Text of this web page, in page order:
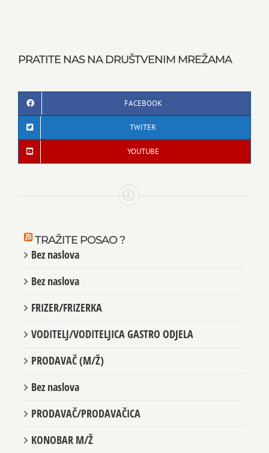
PRATITE NAS NA DRUŠTVENIM MREŽAMA
FACEBOOK
TWITER
YOUTUBE
TRAŽITE POSAO ?
Bez naslova
Bez naslova
FRIZER/FRIZERKA
VODITELJ/VODITELJICA GASTRO ODJELA
PRODAVAČ (M/Ž)
Bez naslova
PRODAVAČ/PRODAVAČICA
KONOBAR M/Ž